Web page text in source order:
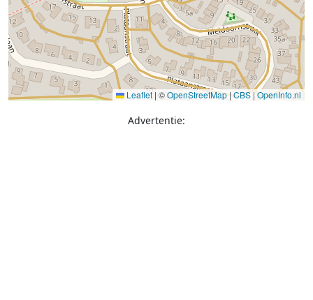
Leaflet | ©OpenStreetMap|CBS|OpenInfo.nl
Advertentie: